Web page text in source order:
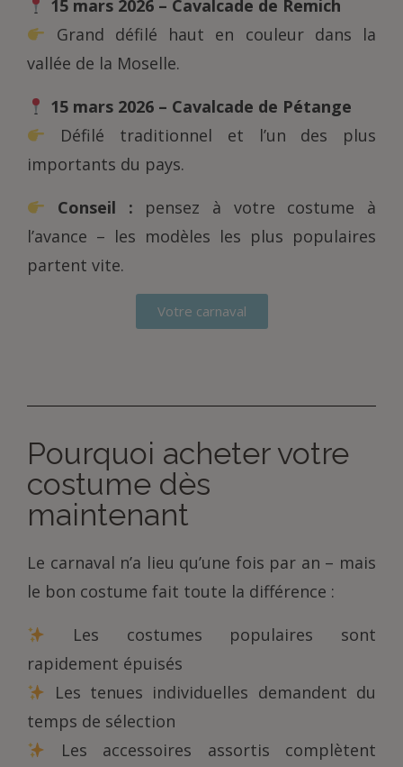
15 mars 2026 – Cavalcade de Remich
Grand défilé haut en couleur dans la
vallée de la Moselle.
15 mars 2026 – Cavalcade de Pétange
Défilé traditionnel et l’un des plus
importants du pays.
Conseil : pensez à votre costume à
l’avance – les modèles les plus populaires
partent vite.
Votre carnaval
Pourquoi acheter votre
costume dès
maintenant
Le carnaval n’a lieu qu’une fois par an – mais
le bon costume fait toute la différence :
Les costumes populaires sont
rapidement épuisés
Les tenues individuelles demandent du
temps de sélection
Les accessoires assortis complètent